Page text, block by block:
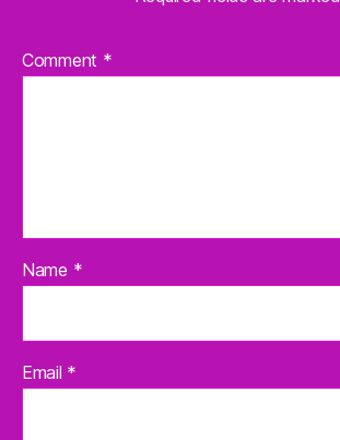
Comment *
Name *
Email *